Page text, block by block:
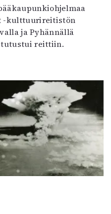
-kulttuurireitistön
ja Pyhännällä
tutustui reittiin.